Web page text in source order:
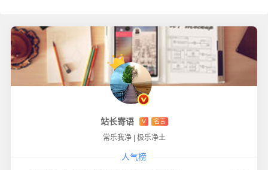
站长寄语 V 名言
常乐我净 极乐净土
人气榜